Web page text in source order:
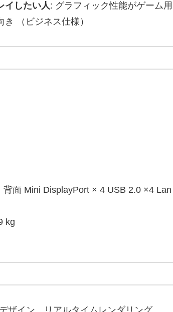
イしたい人: グラフィック性能がゲーム用
（ビジネス仕様）
面 Mini DisplayPort × 4 USB 2.0 ×4 Lan
kg
ザイン、リアルタイムレンダリング、